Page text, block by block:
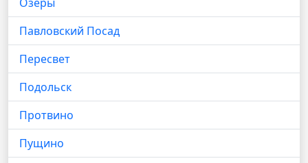
Павловский Посад
Пересвет
Подольск
Протвино
Пущино